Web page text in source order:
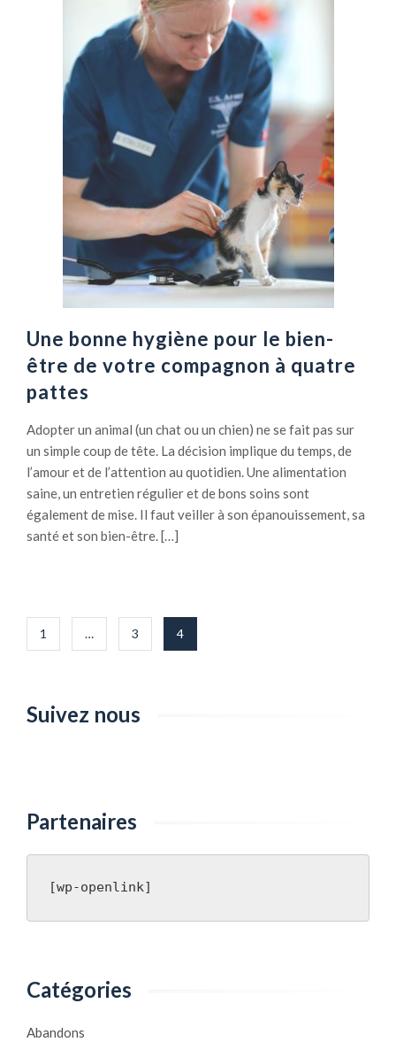
r
e
a
n
i
m
a
d
e
c
o
m
p
g
n
Une bonne hygiène pour le bien-
être de votre compagnon à quatre
pattes
Adopter un animal (un chat ou un chien) ne se fait pas sur
un simple coup de tête. La décision implique du temps, de
l’amour et de l’attention au quotidien. Une alimentation
saine, un entretien régulier et de bons soins sont
également de mise. Il faut veiller à son épanouissement, sa
santé et son bien-être. […]
Pagination
des
1 … 3 4
Suivez nous
Partenaires
[wp-openlink]
Catégories
Abandons